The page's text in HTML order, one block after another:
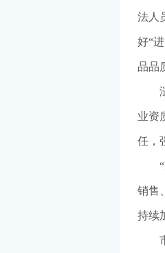
法人
好“
品品
业资
任，
销售
持续